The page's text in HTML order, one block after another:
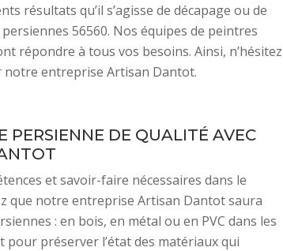
résultats qu’il s’agisse de décapage ou de
56560. Nos équipes de peintres
répondre à tous vos besoins. Ainsi, n’hésitez
notre entreprise Artisan Dantot.
PERSIENNE DE QUALITÉ AVEC
et savoir-faire nécessaires dans le
que notre entreprise Artisan Dantot saura
: en bois, en métal ou en PVC dans les
pour préserver l’état des matériaux qui